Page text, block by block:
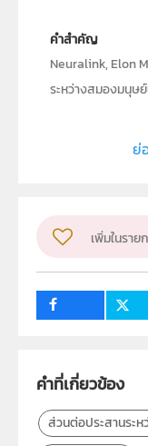
คำสำคัญ
Neuralink, Elon
ระหว่างสมองมนุษ
นางสาวอชิรญา ชน
วิชา
ระดับชั้น
ย่
เพิ่มในราย
คำที่เกี่ยวข้อง
ส่วนต่อประสานระ